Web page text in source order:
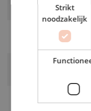
LEVERANCIERSKLEUR:
Strikt
noodzakelijk